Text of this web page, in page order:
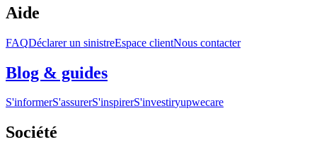
Aide
FAQDéclarer un sinistreEspace clientNous contacter
Blog & guides
S'informerS'assurerS'inspirerS'investiryupwecare
Société